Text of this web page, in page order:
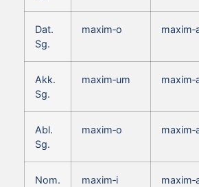
Dat.
Sg.
maxim‑o
Akk.
Sg.
maxim‑um
Abl.
Sg.
maxim‑o
Nom.
maxim‑i